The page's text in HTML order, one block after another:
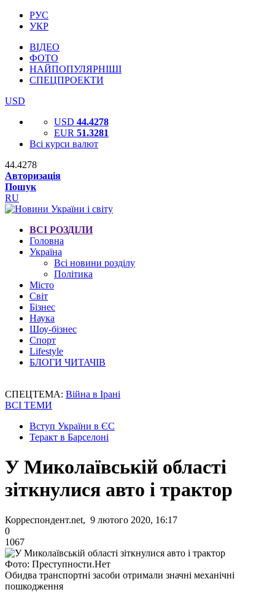
РУС
УКР
ВІДЕО
ФОТО
НАЙПОПУЛЯРНІШІ
СПЕЦПРОЕКТИ
USD
USD 44.4278
EUR 51.3281
Всі курси валют
44.4278
Авторизація
Пошук
RU
ВСІ РОЗДІЛИ
Головна
Україна
Всі новини розділу
Політика
Місто
Світ
Бізнес
Наука
Шоу-бізнес
Спорт
Lifestyle
БЛОГИ ЧИТАЧІВ
СПЕЦТЕМА: Війна в Ірані
ВСІ ТЕМИ
Вступ України в ЄС
Теракт в Барселоні
У Миколаївській області
зіткнулися авто і трактор
Корреспондент.net, 9 лютого 2020, 16:17
0
1067
Фото: Преступности.Нет
Обидва транспортні засоби отримали значні механічні
пошкодження